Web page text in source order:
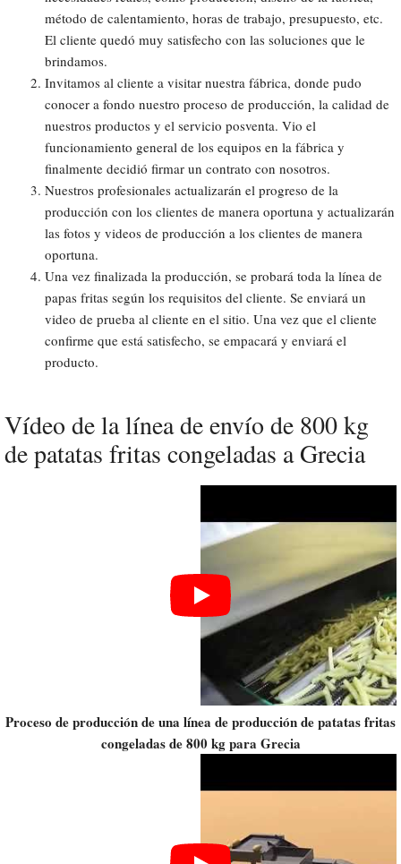
método de calentamiento, horas de trabajo, presupuesto, etc.
El cliente quedó muy satisfecho con las soluciones que le
brindamos.
Invitamos al cliente a visitar nuestra fábrica, donde pudo
conocer a fondo nuestro proceso de producción, la calidad de
nuestros productos y el servicio posventa. Vio el
funcionamiento general de los equipos en la fábrica y
finalmente decidió firmar un contrato con nosotros.
Nuestros profesionales actualizarán el progreso de la
producción con los clientes de manera oportuna y actualizarán
las fotos y videos de producción a los clientes de manera
oportuna.
Una vez finalizada la producción, se probará toda la línea de
papas fritas según los requisitos del cliente. Se enviará un
video de prueba al cliente en el sitio. Una vez que el cliente
confirme que está satisfecho, se empacará y enviará el
producto.
Vídeo de la línea de envío de 800 kg
de patatas fritas congeladas a Grecia
Proceso de producción de una línea de producción de patatas fritas
congeladas de 800 kg para Grecia